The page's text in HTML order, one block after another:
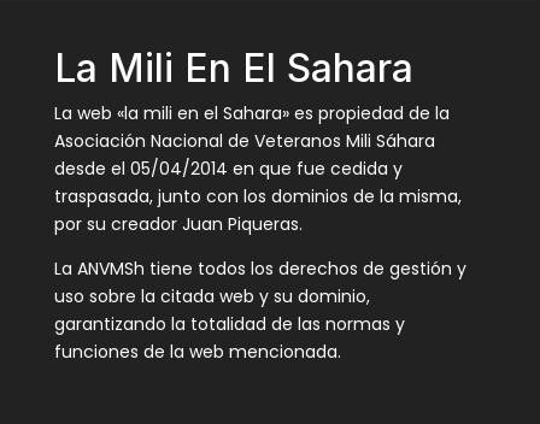
La Mili En El Sahara
La web «la mili en el Sahara» es propiedad de la
Asociación Nacional de Veteranos Mili Sáhara
desde el 05/04/2014 en que fue cedida y
traspasada, junto con los dominios de la misma,
por su creador Juan Piqueras.
La ANVMSh tiene todos los derechos de gestión y
uso sobre la citada web y su dominio,
garantizando la totalidad de las normas y
funciones de la web mencionada.